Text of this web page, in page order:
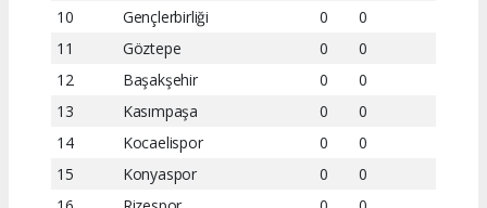
10
Gençlerbirliği 0
0
11
Göztepe 0
0
12
Başakşehir 0
0
13
Kasımpaşa 0
0
14
Kocaelispor 0
0
15
Konyaspor 0
0